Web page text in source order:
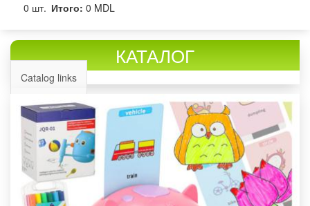
0 шт. Итого: 0 MDL
КАТАЛОГ
Catalog links